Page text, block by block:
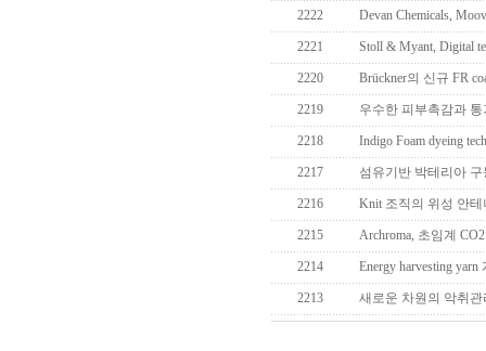
2222 Devan Chemicals,
2221 Stoll & Myant, Digital
2220 Brückner의 신규 FR
2219 우수한 피부촉감과
2218 Indigo Foam dyeing
2217 섬유기반 박테리아 구
2216 Knit 조직의 위성 안테
2215 Archroma, 초임계
2214 Energy harvesting yarn
2213 새로운 차원의 악취